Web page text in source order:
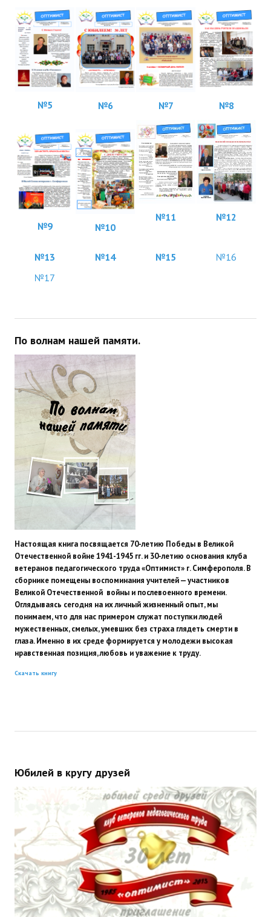
№5 №6 №7 №8
№9 №10
№11 №12
№13 №14 №15
№16
№17
По волнам нашей памяти.
Настоящая книга посвящается 70-летию Победы в Великой
Отечественной войне 1941-1945 гг. и 30-летию основания клуба
ветеранов педагогического труда «Оптимист» г. Симферополя. В
сборнике помещены воспоминания учителей — участников
Великой Отечественной войны и послевоенного времени.
Оглядываясь сегодня на их личный жизненный опыт, мы
понимаем, что для нас примером служат поступки людей
мужественных, смелых, умевших без страха глядеть смерти в
глаза. Именно в их среде формируется у молодежи высокая
нравственная позиция, любовь и уважение к труду.
Скачать книгу
Юбилей в кругу друзей